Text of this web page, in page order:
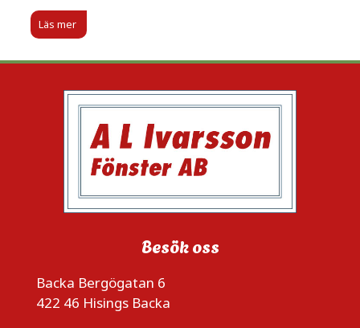
Läs mer
Besök oss
Backa Bergögatan 6
422 46 Hisings Backa